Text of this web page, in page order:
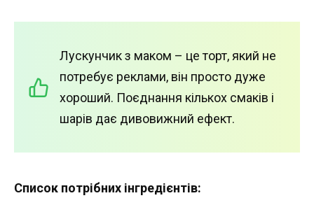
Лускунчик з маком – це торт, який не
потребує реклами, він просто дуже
хороший. Поєднання кількох смаків і
шарів дає дивовижний ефект.
Список потрібних інгредієнтів: